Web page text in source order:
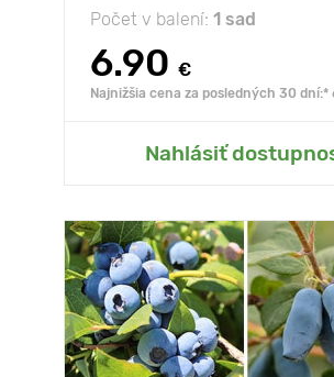
Počet v balení: 1 sad
6.90 €
Najnižšia cena za posledných 30 dní:*
Nahlásiť